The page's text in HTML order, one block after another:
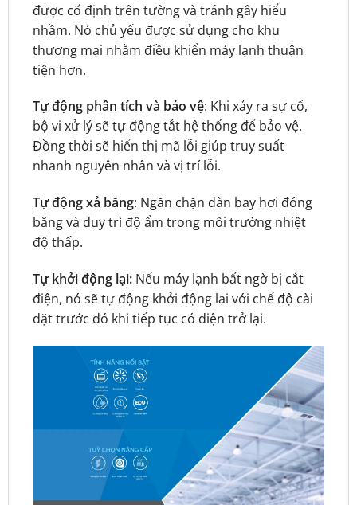
được cố định trên tường và tránh gây hiểu
nhầm. Nó chủ yếu được sử dụng cho khu
thương mại nhằm điều khiển máy lạnh thuận
tiện hơn.
Tự động phân tích và bảo vệ: Khi xảy ra sự cố,
bộ vi xử lý sẽ tự động tắt hệ thống để bảo vệ.
Đồng thời sẽ hiển thị mã lỗi giúp truy suất
nhanh nguyên nhân và vị trí lỗi.
Tự động xả băng: Ngăn chặn dàn bay hơi đóng
băng và duy trì độ ẩm trong môi trường nhiệt
độ thấp.
Tự khởi động lại:Nếu máy lạnh bất ngờ bị cắt
điện, nó sẽ tự động khởi động lại với chế độ cài
đặt trước đó khi tiếp tục có điện trở lại.